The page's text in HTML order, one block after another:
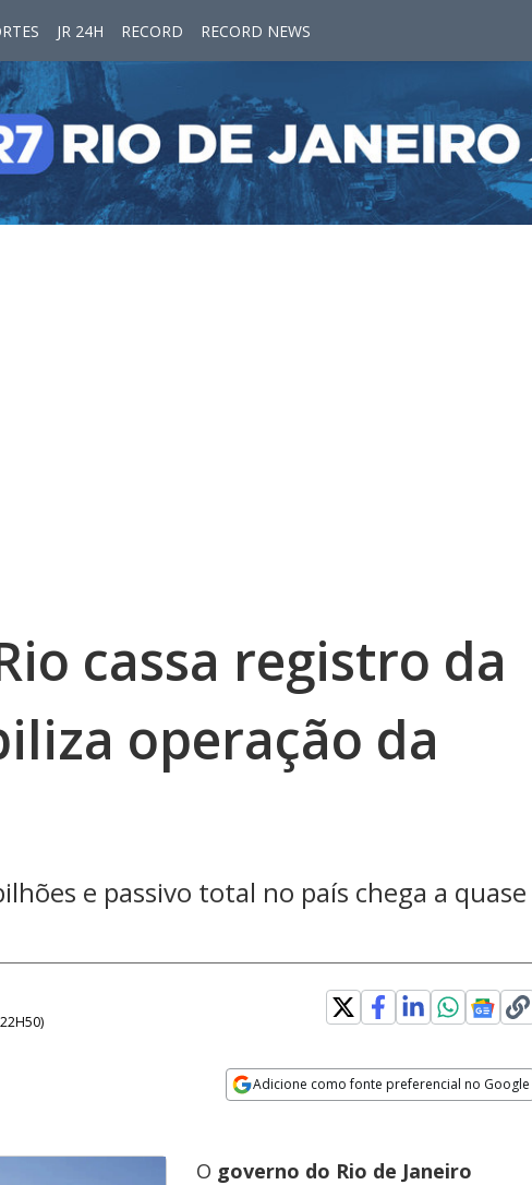
JR 24H RECORD RECORD NEWS
cassa registro da
operação da
e passivo total no país chega a quase
)
Adicione como fonte preferencial no Google
O governo do Rio de Janeiro